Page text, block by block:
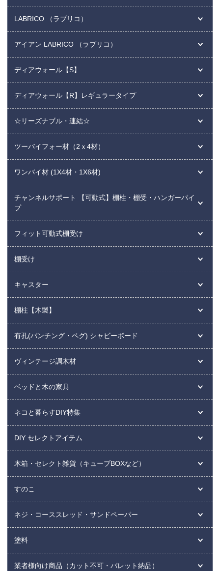
LABRICO （ラブリコ）
アイアン LABRICO （ラブリコ）
ディアウォール【S】
ディアウォール【R】レギュラータイプ
☆リーズナブル・連結☆
ツーバイフォー材（2ｘ4材）
ワンバイ材 (1X4材・1X6材)
チャンネルサポート 【可動式】棚柱・棚受・ハンガーパイ
プ
フィット可動式棚受け
棚受け
キャスター
棚柱【木製】
有孔(パンチング・ペグ) シャビーボード
ヴィンテージ調木材
ベッドと木の家具
ネコと暮らすDIY特集
DIY セレクトアイテム
木箱・セレクト雑貨（キューブBOXなど）
すのこ
ネジ・コーススレッド・サンドペーパー
塗料
業者様向け商品（カット不可・パレット納品）